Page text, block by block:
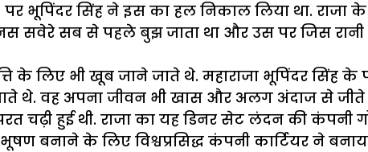
पर भूपिंदर सिंह ने इस का हल निकाल लिया था.
सवेरे सब से पहले बुझ जाता था और उस पर जिस रानी
के लिए भी खूब जाने जाते थे. महाराजा भूपिंदर सिंह
वह अपना जीवन भी खास और अलग अंदाज से जीते
चढ़ी हुई थी. राजा का यह डिनर सेट लंदन की कंपनी
बनाने के लिए विश्वप्रसिद्ध कंपनी कार्टियर ने